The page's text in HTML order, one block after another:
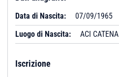
Data di Nascita:
07/09/1965
Luogo di Nascita:
ACI CATENA
Iscrizione